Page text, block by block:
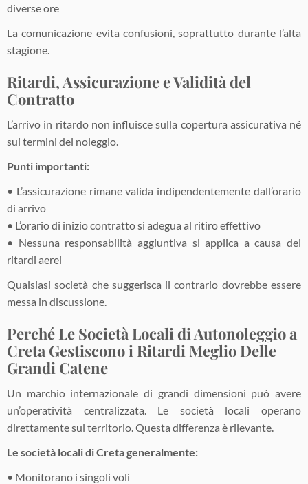
diverse ore
La comunicazione evita confusioni, soprattutto durante l’alta
stagione.
Ritardi, Assicurazione e Validità del
Contratto
L’arrivo in ritardo non influisce sulla copertura assicurativa né
sui termini del noleggio.
Punti importanti:
• L’assicurazione rimane valida indipendentemente dall’orario
di arrivo
• L’orario di inizio contratto si adegua al ritiro effettivo
• Nessuna responsabilità aggiuntiva si applica a causa dei
ritardi aerei
Qualsiasi società che suggerisca il contrario dovrebbe essere
messa in discussione.
Perché Le Società Locali di Autonoleggio a
Creta Gestiscono i Ritardi Meglio Delle
Grandi Catene
Un marchio internazionale di grandi dimensioni può avere
un’operatività centralizzata. Le società locali operano
direttamente sul territorio. Questa differenza è rilevante.
Le società locali di Creta generalmente:
• Monitorano i singoli voli